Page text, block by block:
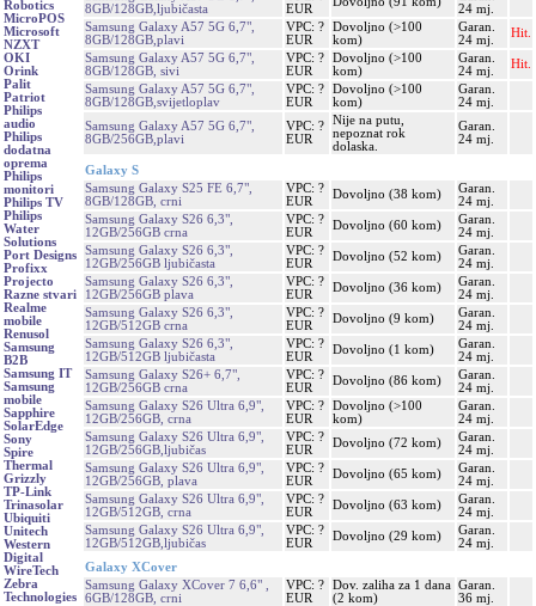
Robotics
MicroPOS
Microsoft
NZXT
OKI
Orink
Palit
Patriot
Philips
audio
Philips
dodatna
oprema
Philips
monitori
Philips TV
Philips
Water
Solutions
Port Designs
Profixx
Projecto
Razne stvari
Realme
mobile
Renusol
Samsung
B2B
Samsung IT
Samsung
mobile
Sapphire
SolarEdge
Sony
Spire
Thermal
Grizzly
TP-Link
Trinasolar
Ubiquiti
Unitech
Western
Digital
WireTech
Zebra
Technologies
8GB/128GB,ljubičasta
EUR
24 mj.
Samsung Galaxy A57 5G 6,7",
8GB/128GB,plavi
VPC: ?
EUR
Dovoljno (>100
kom)
Garan.
24 mj.
Hit.
Samsung Galaxy A57 5G 6,7",
8GB/128GB, sivi
VPC: ?
EUR
Dovoljno (>100
kom)
Garan.
24 mj.
Hit.
Samsung Galaxy A57 5G 6,7",
8GB/128GB,svijetloplav
VPC: ?
EUR
Dovoljno (>100
kom)
Garan.
24 mj.
Samsung Galaxy A57 5G 6,7",
8GB/256GB,plavi
VPC: ?
EUR
Nije na putu,
nepoznat rok
dolaska.
Garan.
24 mj.
Galaxy S
Samsung Galaxy S25 FE 6,7",
8GB/128GB, crni
VPC: ?
EUR
Dovoljno (38 kom)
Garan.
24 mj.
Samsung Galaxy S26 6,3",
12GB/256GB crna
VPC: ?
EUR
Dovoljno (60 kom)
Garan.
24 mj.
Samsung Galaxy S26 6,3",
12GB/256GB ljubičasta
VPC: ?
EUR
Dovoljno (52 kom)
Garan.
24 mj.
Samsung Galaxy S26 6,3",
12GB/256GB plava
VPC: ?
EUR
Dovoljno (36 kom)
Garan.
24 mj.
Samsung Galaxy S26 6,3",
12GB/512GB crna
VPC: ?
EUR
Dovoljno (9 kom)
Garan.
24 mj.
Samsung Galaxy S26 6,3",
12GB/512GB ljubičasta
VPC: ?
EUR
Dovoljno (1 kom)
Garan.
24 mj.
Samsung Galaxy S26+ 6,7",
12GB/256GB crna
VPC: ?
EUR
Dovoljno (86 kom)
Garan.
24 mj.
Samsung Galaxy S26 Ultra 6,9",
12GB/256GB, crna
VPC: ?
EUR
Dovoljno (>100
kom)
Garan.
24 mj.
Samsung Galaxy S26 Ultra 6,9",
12GB/256GB,ljubičas
VPC: ?
EUR
Dovoljno (72 kom)
Garan.
24 mj.
Samsung Galaxy S26 Ultra 6,9",
12GB/256GB, plava
VPC: ?
EUR
Dovoljno (65 kom)
Garan.
24 mj.
Samsung Galaxy S26 Ultra 6,9",
12GB/512GB, crna
VPC: ?
EUR
Dovoljno (63 kom)
Garan.
24 mj.
Samsung Galaxy S26 Ultra 6,9",
12GB/512GB,ljubičas
VPC: ?
EUR
Dovoljno (29 kom)
Garan.
24 mj.
Galaxy XCover
Samsung Galaxy XCover 7 6,6" ,
6GB/128GB, crni
VPC: ?
EUR
Dov. zaliha za 1 dana
(2 kom)
Garan.
36 mj.